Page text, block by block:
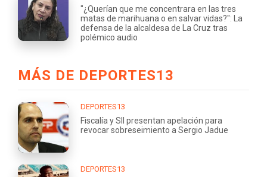
"¿Querían que me concentrara en las tres
matas de marihuana o en salvar vidas?": La
defensa de la alcaldesa de La Cruz tras
polémico audio
MÁS DE DEPORTES13
DEPORTES13
Fiscalía y SII presentan apelación para
revocar sobreseimiento a Sergio Jadue
DEPORTES13